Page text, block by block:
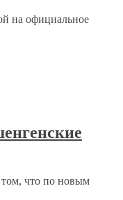
на официальное
что по новым